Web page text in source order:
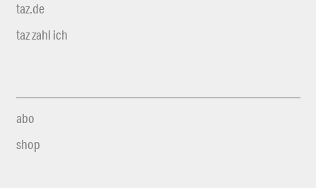
taz.de
taz zahl ich
abo
shop